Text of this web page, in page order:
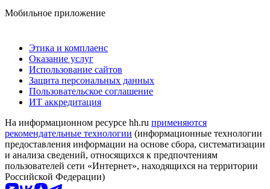
Мобильное приложение
Этика и комплаенс
Оказание услуг
Использование сайтов
Защита персональных данных
Пользовательское соглашение
ИТ аккредитация
На информационном ресурсе hh.ru применяются
рекомендательные технологии (информационные технологии
предоставления информации на основе сбора, систематизации
и анализа сведений, относящихся к предпочтениям
пользователей сети «Интернет», находящихся на территории
Российской Федерации)